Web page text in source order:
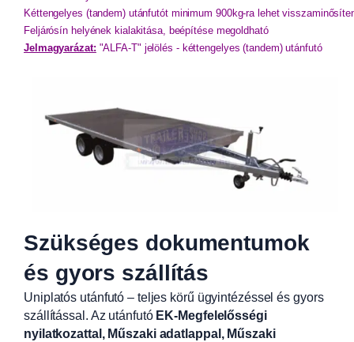
Kéttengelyes (tandem) utánfutót minimum 900kg-ra lehet
Feljárósín helyének kialakitása, beépítése megoldható
Jelmagyarázat: "ALFA-T" jelölés - kéttengelyes (tandem) utánfutó
Szükséges dokumentumok
és gyors szállítás
Uniplatós utánfutó – teljes körű ügyintézéssel és gyors
szállítással. Az utánfutó EK-Megfelelősségi
nyilatkozattal, Műszaki adatlappal, Műszaki